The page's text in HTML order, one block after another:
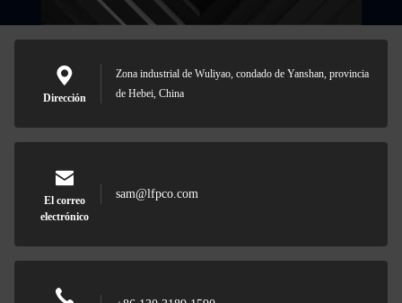
Dirección
Zona industrial de Wuliyao, condado de Yanshan, provincia
de Hebei, China
El correo
electrónico
sam@lfpco.com